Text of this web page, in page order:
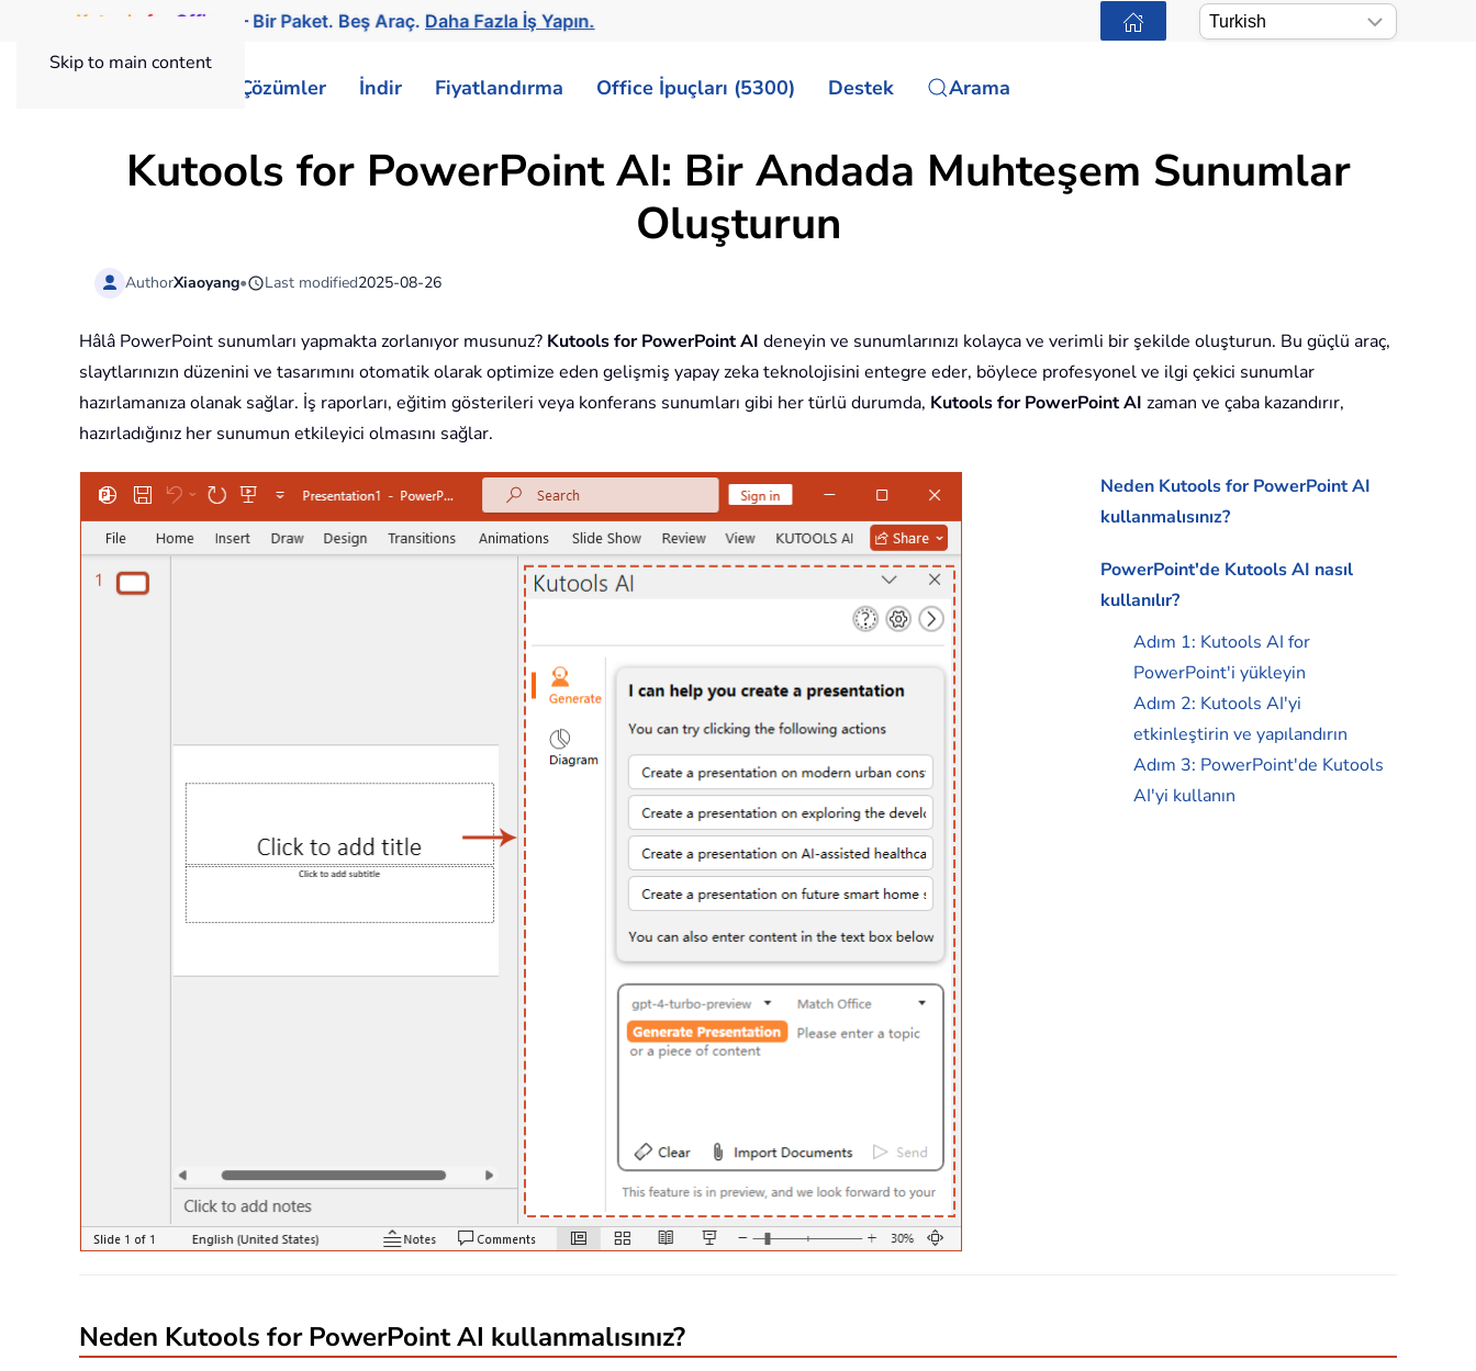
Skip to main content
Kutools for Office — Bir Paket. Beş Araç.Daha Fazla İş Yapın.
Çözümler İndir Fiyatlandırma Office İpuçları (5300) Destek Arama
Kutools for PowerPoint AI: Bir Andada Muhteşem Sunumlar
Oluşturun
AuthorXiaoyang• Last modified2025-08-26
Hâlâ PowerPoint sunumları yapmakta zorlanıyor musunuz? Kutools for PowerPoint AI deneyin ve sunumlarınızı kolayca ve verimli bir şekilde oluşturun. Bu güçlü araç,
slaytlarınızın düzenini ve tasarımını otomatik olarak optimize eden gelişmiş yapay zeka teknolojisini entegre eder, böylece profesyonel ve ilgi çekici sunumlar
hazırlamanıza olanak sağlar. İş raporları, eğitim gösterileri veya konferans sunumları gibi her türlü durumda, Kutools for PowerPoint AI zaman ve çaba kazandırır,
hazırladığınız her sunumun etkileyici olmasını sağlar.
Neden Kutools for PowerPoint AI
kullanmalısınız?
PowerPoint'de Kutools AI nasıl
kullanılır?
Adım 1: Kutools AI for
PowerPoint'i yükleyin
Adım 2: Kutools AI'yi
etkinleştirin ve yapılandırın
Adım 3: PowerPoint'de Kutools
AI'yi kullanın
Neden Kutools for PowerPoint AI kullanmalısınız?